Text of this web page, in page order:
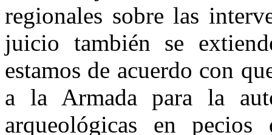
regionales sobre las
juicio también se
estamos de acuerdo con
a la Armada para la
arqueológicas en